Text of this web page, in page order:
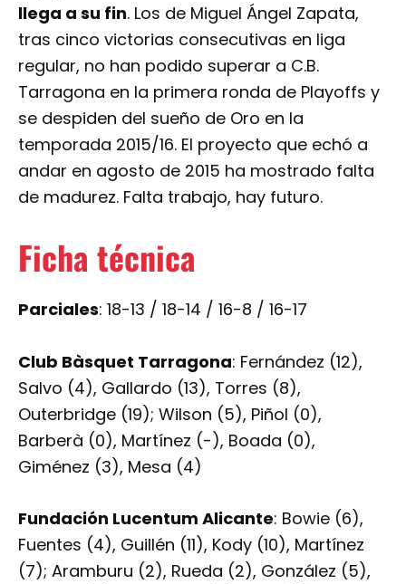
llega a su fin. Los de Miguel Ángel Zapata,
tras cinco victorias consecutivas en liga
regular, no han podido superar a C.B.
Tarragona en la primera ronda de Playoffs y
se despiden del sueño de Oro en la
temporada 2015/16. El proyecto que echó a
andar en agosto de 2015 ha mostrado falta
de madurez. Falta trabajo, hay futuro.
Ficha técnica
Parciales: 18-13 / 18-14 / 16-8 / 16-17
Club Bàsquet Tarragona: Fernández (12),
Salvo (4), Gallardo (13), Torres (8),
Outerbridge (19); Wilson (5), Piñol (0),
Barberà (0), Martínez (-), Boada (0),
Giménez (3), Mesa (4)
Fundación Lucentum Alicante: Bowie (6),
Fuentes (4), Guillén (11), Kody (10), Martínez
(7); Aramburu (2), Rueda (2), González (5),